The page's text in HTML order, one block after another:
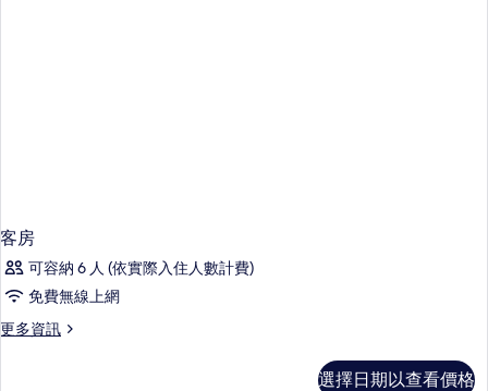
客房
可容納 6 人 (依實際入住人數計費)
免費無線上網
更多資訊
更
選擇日期以查看價格